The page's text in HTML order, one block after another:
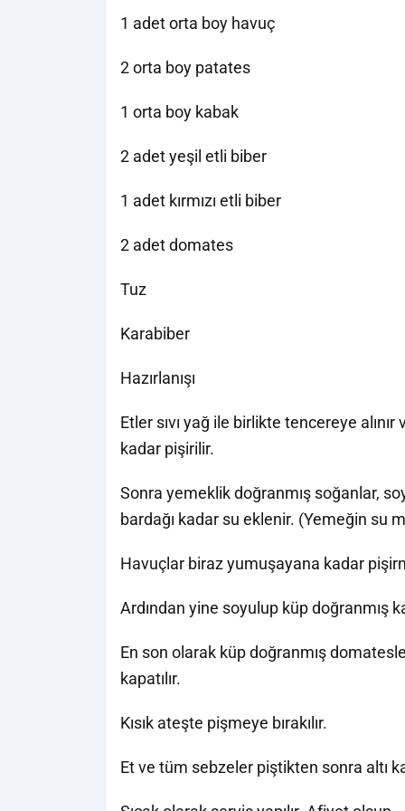
1 adet orta boy havuç
2 orta boy patates
1 orta boy kabak
2 adet yeşil etli biber
1 adet kırmızı etli biber
2 adet domates
Tuz
Karabiber
Hazırlanışı
Etler sıvı yağ ile birlikte tencereye
kadar pişirilir.
Sonra yemeklik doğranmış soğanlar,
bardağı kadar su eklenir. (Yemeğin su
Havuçlar biraz yumuşayana kadar
Ardından yine soyulup küp doğranmış
En son olarak küp doğranmış
kapatılır.
Kısık ateşte pişmeye bırakılır.
Et ve tüm sebzeler piştikten sonra altı